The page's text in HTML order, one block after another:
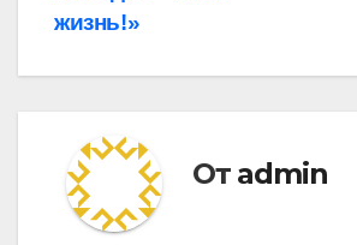
записям
жизнь!»
От admin